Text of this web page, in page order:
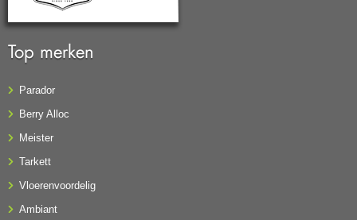
Top merken
Parador
Berry Alloc
Meister
Tarkett
Vloerenvoordelig
Ambiant